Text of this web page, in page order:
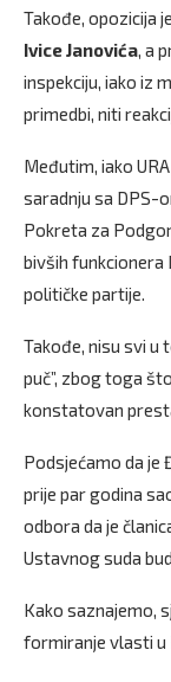
Takođe, opozicija
Ivice Janovića, a
inspekciju, iako iz
primedbi, niti
Međutim, iako
saradnju sa DPS-
Pokreta za
bivših funkcionera
političke partije.
Takođe, nisu svi u
puč”, zbog toga
konstatovan
Podsjećamo da je
prije par godina
odbora da je
Ustavnog suda
Kako saznajemo,
formiranje vlasti u